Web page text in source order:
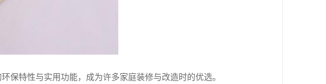
特性与实用功能，成为许多家庭装修与改造时的优选。